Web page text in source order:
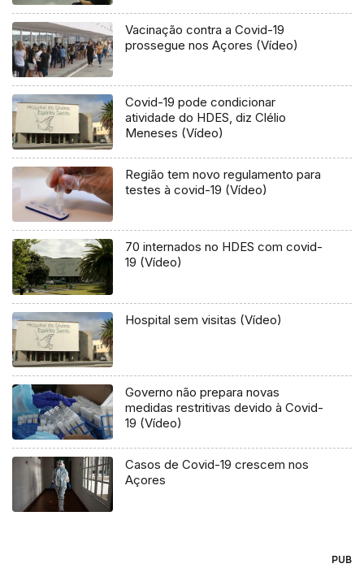
Vacinação contra a Covid-19
prossegue nos Açores (Vídeo)
Covid-19 pode condicionar
atividade do HDES, diz Clélio
Meneses (Vídeo)
Região tem novo regulamento para
testes à covid-19 (Vídeo)
70 internados no HDES com covid-
19 (Vídeo)
Hospital sem visitas (Vídeo)
Governo não prepara novas
medidas restritivas devido à Covid-
19 (Vídeo)
Casos de Covid-19 crescem nos
Açores
PUB